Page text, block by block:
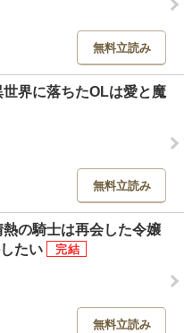
無料立読み
界に落ちたOLは愛と魔
無料立読み
の騎士は再会した令嬢
たい
無料立読み